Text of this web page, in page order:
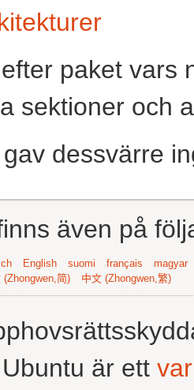
paket vars
sektioner och
dessvärre
även på
English suomi français
magyar
(Zhongwen,简) 中文 (Zhongwen,繁)
är ett